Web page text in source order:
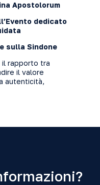
Apostolorum
dedicato
sulla Sindone
il rapporto tra
il valore
autenticità,